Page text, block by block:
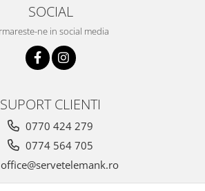
SOCIAL
ne in social media
SUPORT CLIENTI
0770 424 279
0774 564 705
office@servetelemank.ro